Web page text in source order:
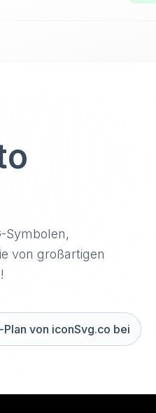
Symbolen,
von großartigen
von iconSvg.co bei